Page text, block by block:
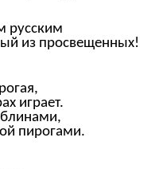
русским
из просвещенных!
играет.
пирогами.